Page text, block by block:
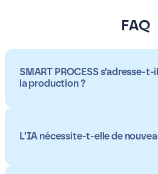
FAQ
SMART PROCESS s’adresse-
la production ?
L’IA nécessite-t-elle de